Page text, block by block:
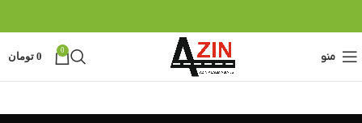
منو 0
0 تومان